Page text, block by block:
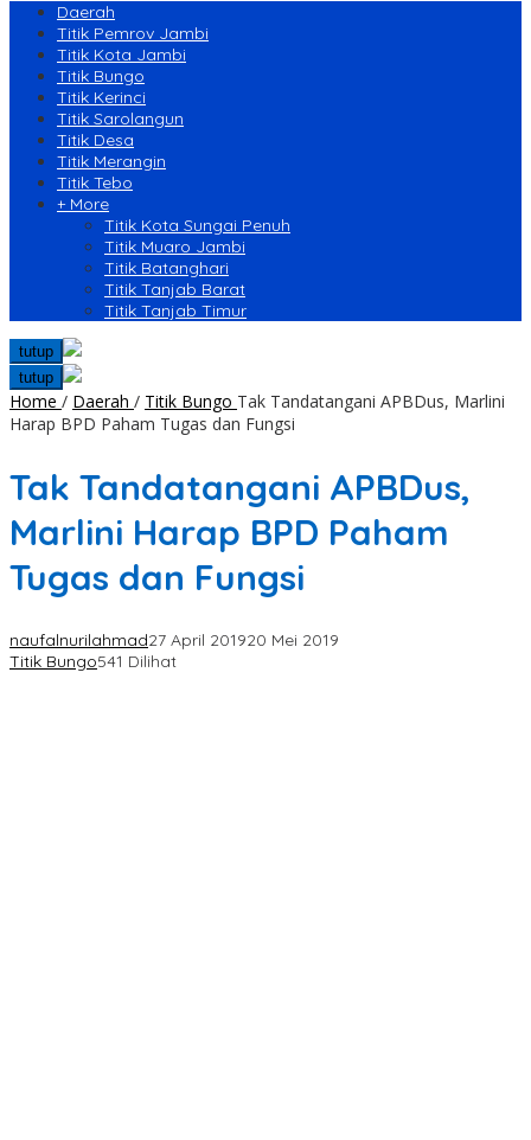
Daerah
Titik Pemrov Jambi
Titik Kota Jambi
Titik Bungo
Titik Kerinci
Titik Sarolangun
Titik Desa
Titik Merangin
Titik Tebo
+ More
Titik Kota Sungai Penuh
Titik Muaro Jambi
Titik Batanghari
Titik Tanjab Barat
Titik Tanjab Timur
tutup
tutup
Home / Daerah / Titik Bungo Tak Tandatangani APBDus, Marlini
Harap BPD Paham Tugas dan Fungsi
Tak Tandatangani APBDus,
Marlini Harap BPD Paham
Tugas dan Fungsi
naufalnurilahmad27 April 201920 Mei 2019
Titik Bungo541 Dilihat